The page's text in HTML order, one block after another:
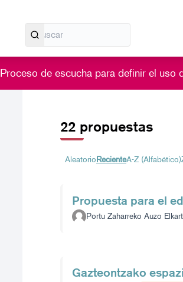
Proceso de escucha para definir el uso
22 propuestas
AleatorioRecienteA-Z (Alfabético)
Propuesta para el
Portu Zaharreko Auzo
Gazteontzako